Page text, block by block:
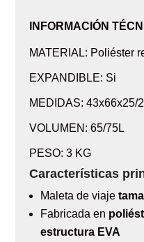
INFORMACIÓN
MATERIAL: Poliéster
EXPANDIBLE: Si
MEDIDAS: 43x66x25/
VOLUMEN: 65/75L
PESO: 3 KG
Características
Maleta de viaje
Fabricada en
estructura EVA